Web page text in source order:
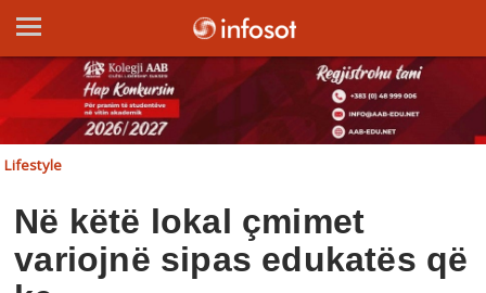
Lifestyle
Në këtë lokal çmimet
variojnë sipas edukatës që